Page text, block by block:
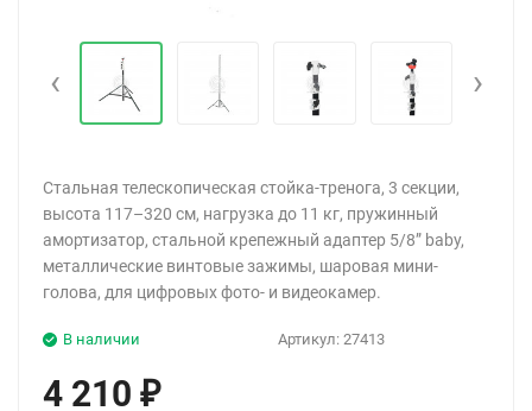
‹ ›
Стальная телескопическая стойка-тренога, 3 секции,
высота 117–320 см, нагрузка до 11 кг, пружинный
амортизатор, стальной крепежный адаптер 5/8” baby,
металлические винтовые зажимы, шаровая мини-
голова, для цифровых фото- и видеокамер.
Артикул: 27413
В наличии
4 210 ₽